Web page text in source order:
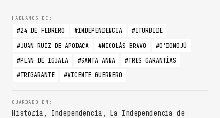
24 DE FEBRERO INDEPENDENCIA
ITURBIDE
JUAN RUIZ DE APODACA
NICOLÁS BRAVO
O’DONOJÚ
PLAN DE IGUALA
SANTA ANNA
TRES GARANTÍAS
TRIGARANTE
VICENTE GUERRERO
Historia , Independencia , La Independencia de